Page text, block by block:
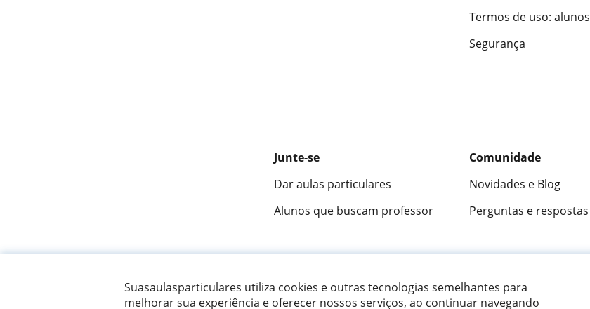
Suasaulasparticulares utiliza cookies e outras tecnologias semelhantes para
melhorar sua experiência e oferecer nossos serviços, ao continuar navegando
Termos de uso: alunos
Segurança
Junte-se
Dar aulas particulares
Alunos que buscam professor
Comunidade
Novidades e Blog
Perguntas e respostas